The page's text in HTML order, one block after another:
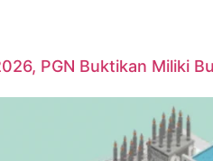
PGN Buktikan Miliki